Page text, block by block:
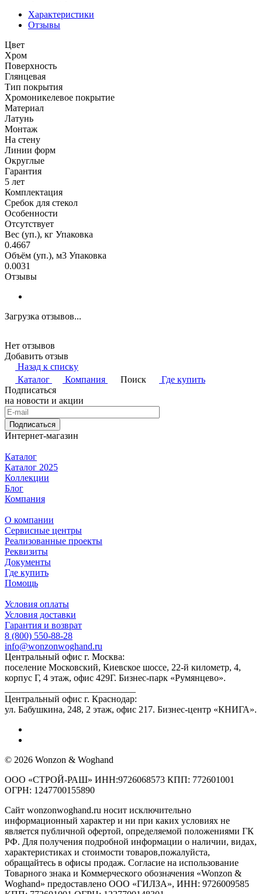
Характеристики
Отзывы
Цвет
Хром
Поверхность
Глянцевая
Тип покрытия
Хромоникелевое покрытие
Материал
Латунь
Монтаж
На стену
Линии форм
Округлые
Гарантия
5 лет
Комплектация
Сребок для стекол
Особенности
Отсутствует
Вес (уп.), кг Упаковка
0.4667
Объём (уп.), м3 Упаковка
0.0031
Отзывы
Загрузка отзывов...
Нет отзывов
Добавить отзыв
Назад к списку
Каталог
Компания Поиск
Где купить
Подписаться
на новости и акции
Подписаться
Интернет-магазин
Каталог
Каталог 2025
Коллекции
Блог
Компания
О компании
Сервисные центры
Реализованные проекты
Реквизиты
Документы
Где купить
Помощь
Условия оплаты
Условия доставки
Гарантия и возврат
8 (800) 550-88-28
info@wonzonwoghand.ru
Центральный офис г. Москва:
поселение Московский, Киевское шоссе, 22-й километр, 4,
корпус Г, 4 этаж, офис 429Г. Бизнес-парк «Румянцево».
Центральный офис г. Краснодар:
ул. Бабушкина, 248, 2 этаж, офис 217. Бизнес-центр «КНИГА».
© 2026 Wonzon & Woghand
ООО «СТРОЙ-РАШ» ИНН:9726068573 КПП: 772601001
ОГРН: 1247700155890
Сайт wonzonwoghand.ru носит исключительно
информационный характер и ни при каких условиях не
является публичной офертой, определяемой положениями ГК
РФ. Для получения подробной информации о наличии, видах,
характеристиках и стоимости товаров,пожалуйста,
обращайтесь в офисы продаж. Согласие на использование
Товарного знака и Коммерческого обозначения «Wonzon &
Woghand» предоставлено OOO «ГИЛЗА», ИНН: 9726009585